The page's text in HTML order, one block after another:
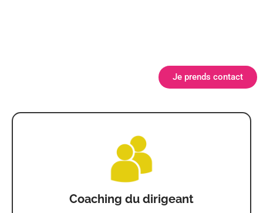
Je prends contact
Coaching du dirigeant